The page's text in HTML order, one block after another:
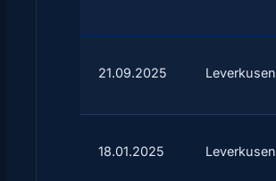
21.09.2025 Leverkusen
18.01.2025 Leverkusen